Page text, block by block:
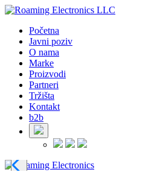
Početna
Javni poziv
O nama
Marke
Proizvodi
Partneri
Tržišta
Kontakt
b2b